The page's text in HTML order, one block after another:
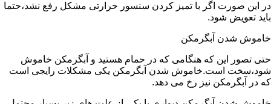
در این صورت اگر با تمیز کردن سنسور حرارتی مشکل رفع نشد،حتما
باید تعویض شود.
خاموش شدن آبگرمکن
حتی تصور این که هنگامی که در حمام هستید و آبگرمکن خاموش
شود،سخت است.خاموش شدن آبگرمکن یکی مشکلات رایجی است
که در آبگرمکن نیز رخ می دهد.